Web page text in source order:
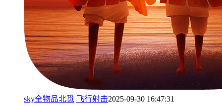
sky全物品北觅 飞行射击2025-09-30 16:47:31